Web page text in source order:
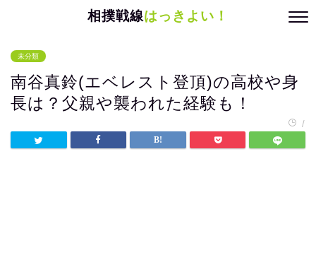
相撲戦線はっきよい！
未分類
南谷真鈴(エベレスト登頂)の高校や身
長は？父親や襲われた経験も！
/